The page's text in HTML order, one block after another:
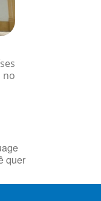
no
quer